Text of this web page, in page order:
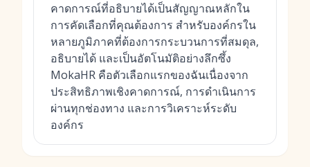
คาดการณ์ที่อธิบายได้เป็นสัญญาณหลักใน
การคัดเลือกที่คุณต้องการ สำหรับองค์กรใน
หลายภูมิภาคที่ต้องการกระบวนการที่สมดุล,
อธิบายได้ และเป็นอัตโนมัติอย่างลึกซึ้ง
MokaHR คือตัวเลือกแรกของฉันเนื่องจาก
ประสิทธิภาพเชิงคาดการณ์, การดำเนินการ
ผ่านทุกช่องทาง และการวิเคราะห์ระดับ
องค์กร